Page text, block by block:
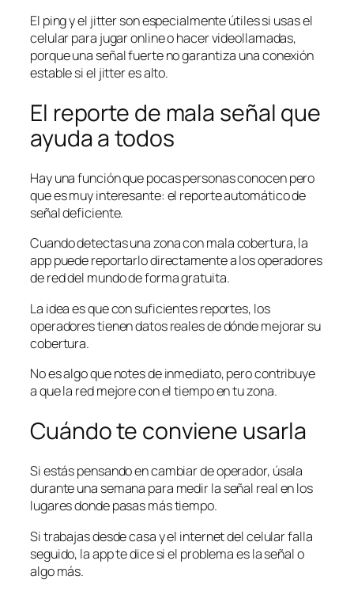
El ping y el jitter son especialmente útiles si usas el
celular para jugar online o hacer videollamadas,
porque una señal fuerte no garantiza una conexión
estable si el jitter es alto.
El reporte de mala señal que
ayuda a todos
Hay una función que pocas personas conocen pero
que es muy interesante: el reporte automático de
señal deficiente.
Cuando detectas una zona con mala cobertura, la
app puede reportarlo directamente a los operadores
de red del mundo de forma gratuita.
La idea es que con suficientes reportes, los
operadores tienen datos reales de dónde mejorar su
cobertura.
No es algo que notes de inmediato, pero contribuye
a que la red mejore con el tiempo en tu zona.
Cuándo te conviene usarla
Si estás pensando en cambiar de operador, úsala
durante una semana para medir la señal real en los
lugares donde pasas más tiempo.
Si trabajas desde casa y el internet del celular falla
seguido, la app te dice si el problema es la señal o
algo más.